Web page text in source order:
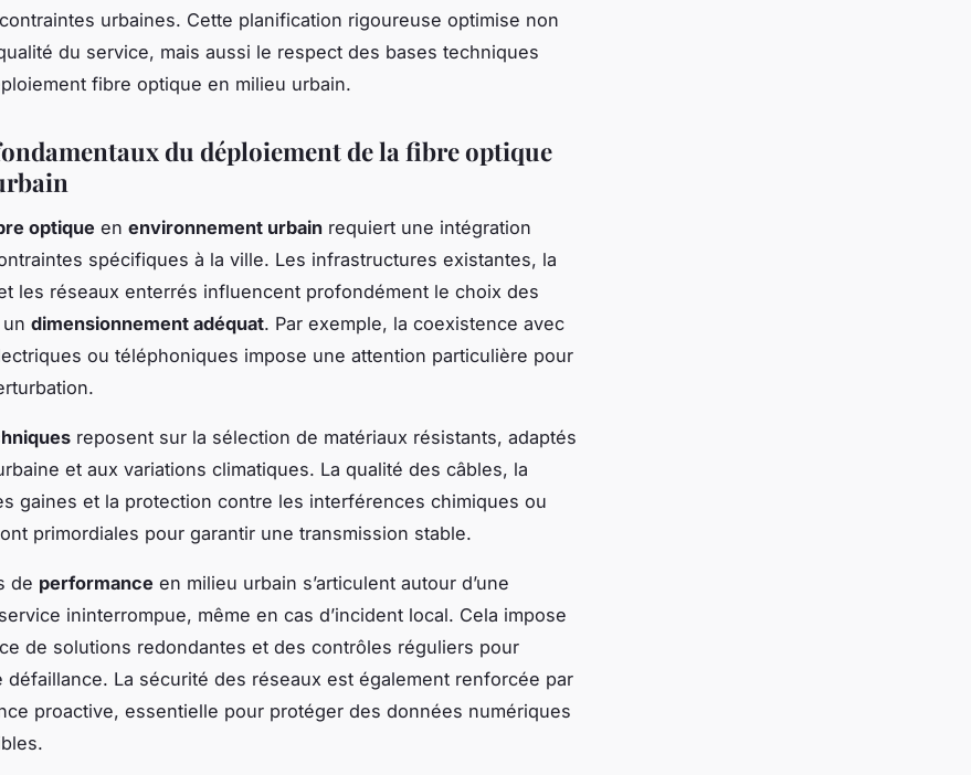
urbaines. Cette planification rigoureuse optimise non
du service, mais aussi le respect des bases techniques
fibre optique en milieu urbain.
du déploiement de la fibre optique
optique en environnement urbain requiert une intégration
spécifiques à la ville. Les infrastructures existantes, la
les réseaux enterrés influencent profondément le choix des
dimensionnement adéquat. Par exemple, la coexistence avec
ou téléphoniques impose une attention particulière pour
reposent sur la sélection de matériaux résistants, adaptés
et aux variations climatiques. La qualité des câbles, la
gaines et la protection contre les interférences chimiques ou
primordiales pour garantir une transmission stable.
de performance en milieu urbain s’articulent autour d’une
ininterrompue, même en cas d’incident local. Cela impose
de solutions redondantes et des contrôles réguliers pour
défaillance. La sécurité des réseaux est également renforcée par
proactive, essentielle pour protéger des données numériques